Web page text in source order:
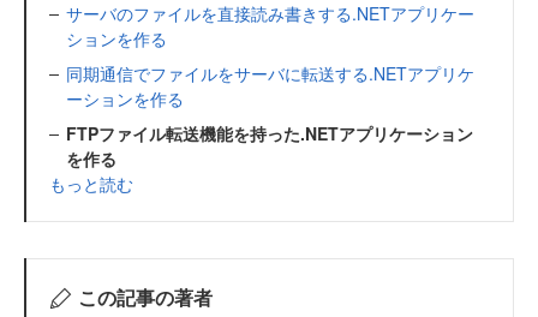
サーバのファイルを直接読み書きする.NETアプリケー
ションを作る
同期通信でファイルをサーバに転送する.NETアプリケ
ーションを作る
FTPファイル転送機能を持った.NETアプリケーション
を作る
もっと読む
この記事の著者